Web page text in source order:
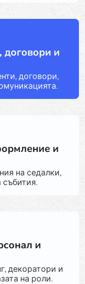
договори и
договори,
и
на седалки,
събития.
и
декоратори и
на роли.